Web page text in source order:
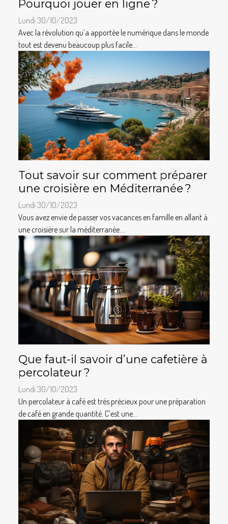
Pourquoi jouer en ligne ?
Lundi 30/10/2023
Avec la révolution qu’a apportée le numérique dans le monde
tout est devenu beaucoup plus facile...
Tout savoir sur comment préparer
une croisière en Méditerranée ?
Lundi 30/10/2023
Vous avez envie de passer vos vacances en famille en allant à
une croisière sur la méditerranée....
Que faut-il savoir d’une cafetière à
percolateur ?
Lundi 30/10/2023
Un percolateur à café est très précieux pour une préparation
de café en grande quantité. C’est une...